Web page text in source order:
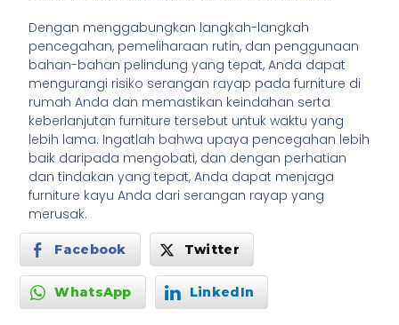
Dengan menggabungkan langkah-langkah
pencegahan, pemeliharaan rutin, dan penggunaan
bahan-bahan pelindung yang tepat, Anda dapat
mengurangi risiko serangan rayap pada furniture di
rumah Anda dan memastikan keindahan serta
keberlanjutan furniture tersebut untuk waktu yang
lebih lama. Ingatlah bahwa upaya pencegahan lebih
baik daripada mengobati, dan dengan perhatian
dan tindakan yang tepat, Anda dapat menjaga
furniture kayu Anda dari serangan rayap yang
merusak.
Facebook Twitter
WhatsApp LinkedIn